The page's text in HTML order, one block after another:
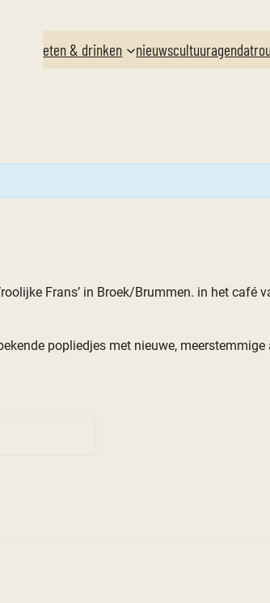
eten & drinken nieuwscultuuragenda
Frans’ in Broek/Brummen. in het café
popliedjes met nieuwe, meerstemmige